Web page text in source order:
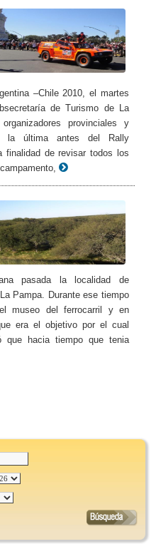
–Chile 2010, el martes
de Turismo de La
provinciales y
la última antes del Rally
finalidad de revisar todos los
pasada la localidad de
Pampa. Durante ese tiempo
museo del ferrocarril y en
era el objetivo por el cual
que hacia tiempo que tenia